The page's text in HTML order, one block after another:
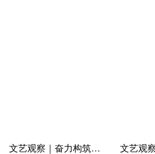
文艺观察｜奋力构筑巍然耸立的中华民族精神大厦